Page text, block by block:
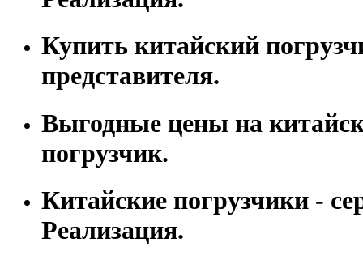
Купить китайский
представителя.
Выгодные цены на
погрузчик.
Китайские погрузчики -
Реализация.